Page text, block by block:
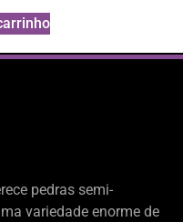
pedras semi-
variedade enorme de